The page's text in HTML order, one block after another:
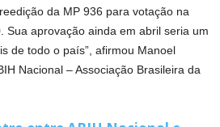
da MP 936 para votação na
Sua aprovação ainda em abril seria um
de todo o país”, afirmou Manoel
Nacional – Associação Brasileira da